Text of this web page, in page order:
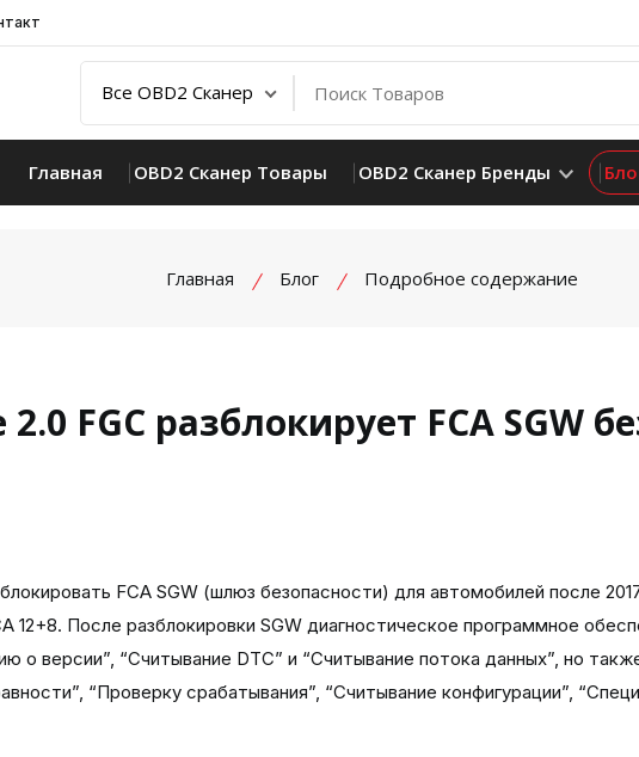
Главная OBD2 Сканер Товары OBD2 Сканер Бренды
Главная Блог Подробное содержание
FGC разблокирует FCA SGW
FCA SGW (шлюз безопасности) для автомобилей после
12+8. После разблокировки SGW диагностическое программное
о версии”, “Считывание DTC” и “Считывание потока данных”, но
“Проверку срабатывания”, “Считывание конфигурации”,